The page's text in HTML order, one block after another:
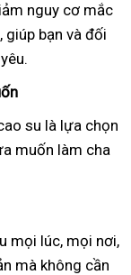
nguy cơ mắc
giúp bạn và đối
su là lựa chọn
muốn làm cha
mọi lúc, mọi nơi,
mà không cần